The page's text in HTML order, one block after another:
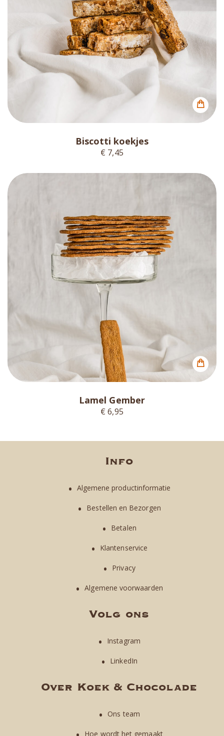
Biscotti koekjes
€ 7,45
Lamel Gember
€ 6,95
Info
Algemene productinformatie
Bestellen en Bezorgen
Betalen
Klantenservice
Privacy
Algemene voorwaarden
Volg ons
Instagram
LinkedIn
Over Koek & Chocolade
Ons team
Hoe wordt het gemaakt